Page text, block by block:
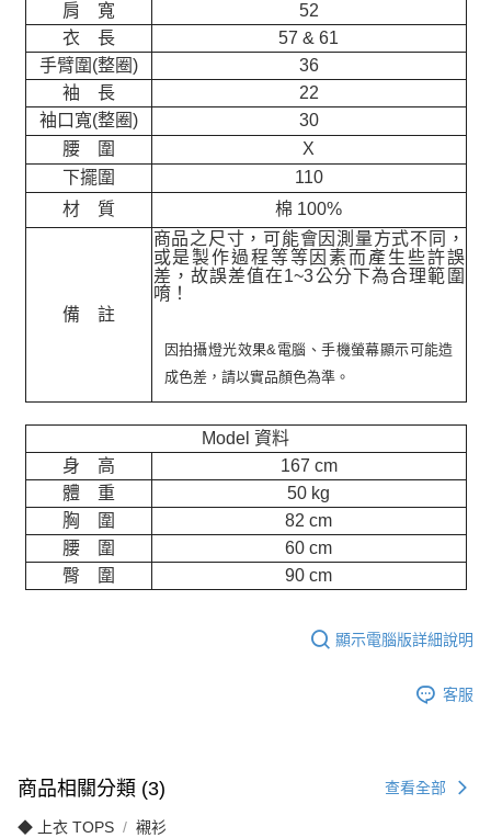
肩 寬
52
衣 長
57 & 61
手臂圍(整圈)
36
袖 長
22
袖口寬(整圈)
30
腰 圍
X
下擺圍
110
材 質
棉 100%
備 註
商品之尺寸，可能會因測量方式不同，
或是製作過程等等因素而產生些許誤
差，故誤差值在1~3公分下為合理範圍
唷！
因拍攝燈光效果&電腦、手機螢幕顯示可能造
成色差，請以實品顏色為準。
Model 資料
身 高
167 cm
體 重
50 kg
胸 圍
82 cm
腰 圍
60 cm
臀 圍
90 cm
顯示電腦版詳細說明
客服
商品相關分類 (3) 查看全部
◆ 上衣 TOPS 襯衫